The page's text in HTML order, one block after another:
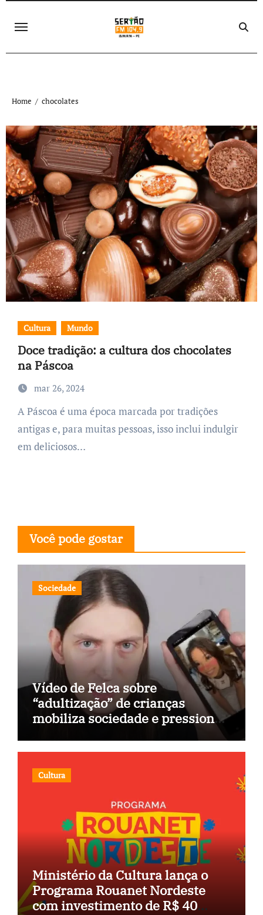
Home chocolates
Cultura Mundo
Doce tradição: a cultura dos chocolates
na Páscoa
mar 26, 2024
A Páscoa é uma época marcada por tradições
antigas e, para muitas pessoas, isso inclui indulgir
em deliciosos…
Você pode gostar
Sociedade
Vídeo de Felca sobre
“adultização” de crianças
mobiliza sociedade e pressiona
Cultura
Ministério da Cultura lança o
Programa Rouanet Nordeste
com investimento de R$ 40